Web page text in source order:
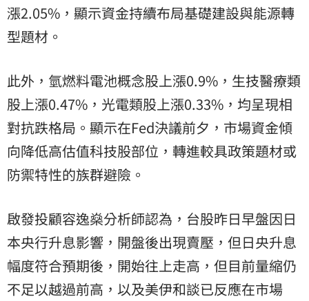
漲2.05%，顯示資金持續布局基礎建設與能源轉
型題材。
此外，氫燃料電池概念股上漲0.9%，生技醫療類
股上漲0.47%，光電類股上漲0.33%，均呈現相
對抗跌格局。顯示在Fed決議前夕，市場資金傾
向降低高估值科技股部位，轉進較具政策題材或
防禦特性的族群避險。
啟發投顧容逸燊分析師認為，台股昨日早盤因日
本央行升息影響，開盤後出現賣壓，但日央升息
幅度符合預期後，開始往上走高，但目前量縮仍
不足以越過前高，以及美伊和談已反應在市場